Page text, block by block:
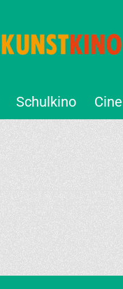
Schulkino